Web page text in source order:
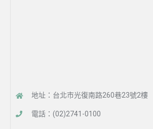
地址：台北市光復南路260巷23號2樓
電話：(02)2741-0100